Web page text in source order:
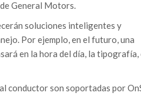
General Motors.
soluciones inteligentes y
Por ejemplo, en el futuro, una
en la hora del día, la tipografía,
conductor son soportadas por